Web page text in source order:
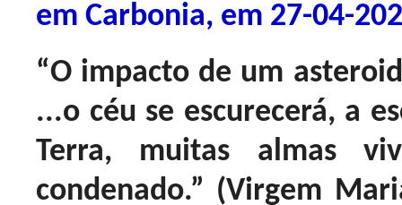
em Carbonia, em 27-04-
“O impacto de um
...o céu se escurecerá, a
Terra, muitas almas
condenado.” (Virgem